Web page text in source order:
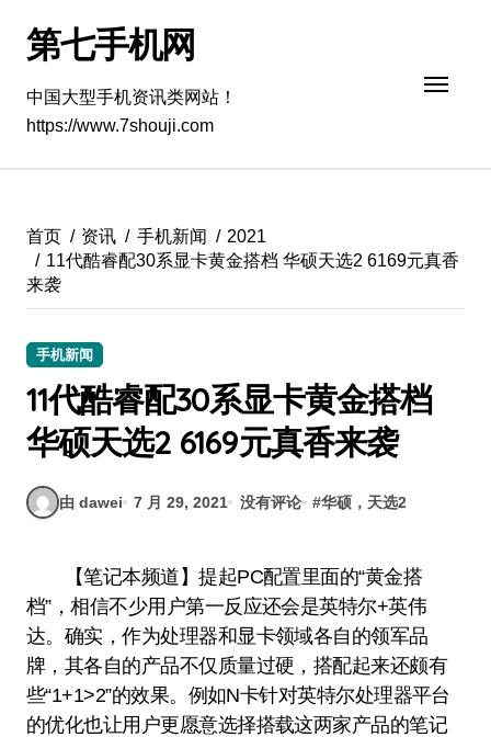
第七手机网
中国大型手机资讯类网站！
https://www.7shouji.com
首页 资讯 手机新闻
2021
11代酷睿配30系显卡黄金搭档 华硕天选2 6169元真香
来袭
手机新闻
11代酷睿配30系显卡黄金搭档
华硕天选2 6169元真香来袭
由 dawei 7 月 29, 2021 没有评论 #华硕，天选2
【笔记本频道】提起PC配置里面的“黄金搭
档”，相信不少用户第一反应还会是英特尔+英伟
达。确实，作为处理器和显卡领域各自的领军品
牌，其各自的产品不仅质量过硬，搭配起来还颇有
些“1+1>2”的效果。例如N卡针对英特尔处理器平台
的优化也让用户更愿意选择搭载这两家产品的笔记